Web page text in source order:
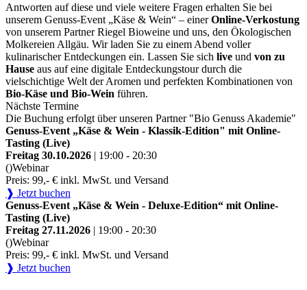
Antworten auf diese und viele weitere Fragen erhalten Sie bei
unserem Genuss-Event „Käse & Wein“ – einerOnline-Verkostung
von unserem Partner Riegel Bioweine und uns, den Ökologischen
Molkereien Allgäu. Wir laden Sie zu einem Abend voller
kulinarischer Entdeckungen ein. Lassen Sie sich live und von zu
Hause aus auf eine digitale Entdeckungstour durch die
vielschichtige Welt der Aromen und perfekten Kombinationen von
Bio-Käse und Bio-Wein führen.
Nächste Termine
Die Buchung erfolgt über unseren Partner "Bio Genuss Akademie"
Genuss-Event „Käse & Wein - Klassik-Edition" mit Online-
Tasting (Live)
Freitag 30.10.2026 | 19:00 - 20:30
()Webinar
Preis: 99,- € inkl. MwSt. und Versand
❱ Jetzt buchen
Genuss-Event „Käse & Wein - Deluxe-Edition“ mit Online-
Tasting (Live)
Freitag 27.11.2026 | 19:00 - 20:30
()Webinar
Preis: 99,- € inkl. MwSt. und Versand
❱ Jetzt buchen